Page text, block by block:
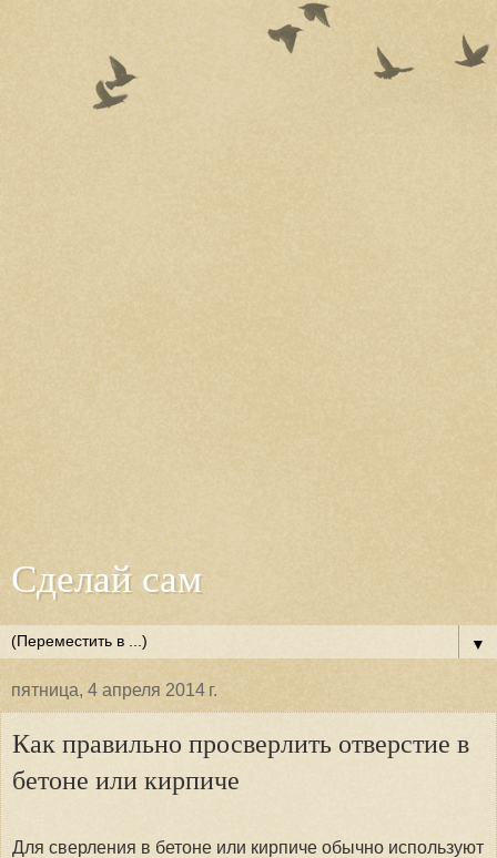
Сделай сам
▼
пятница, 4 апреля 2014 г.
Как правильно просверлить отверстие в
бетоне или кирпиче
Для сверления в бетоне или кирпиче обычно используют